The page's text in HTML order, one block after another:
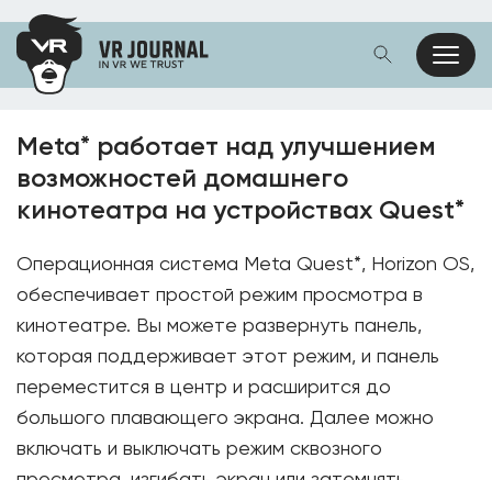
Meta* работает над улучшением
возможностей домашнего
кинотеатра на устройствах Quest*
Операционная система Meta Quest*, Horizon OS,
обеспечивает простой режим просмотра в
кинотеатре. Вы можете развернуть панель,
которая поддерживает этот режим, и панель
переместится в центр и расширится до
большого плавающего экрана. Далее можно
включать и выключать режим сквозного